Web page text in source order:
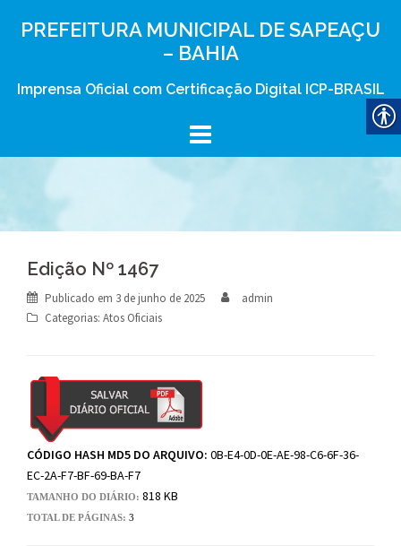
PREFEITURA MUNICIPAL DE SAPEAÇU
– BAHIA
Imprensa Oficial com Certificação Digital ICP-BRASIL
Edição Nº 1467
Publicado em 3 de junho de 2025
admin
Categorias: Atos Oficiais
CÓDIGO HASH MD5 DO ARQUIVO: 0B-E4-0D-0E-AE-98-C6-6F-36-
EC-2A-F7-BF-69-BA-F7
TAMANHO DO DIÁRIO: 818 KB
TOTAL DE PÁGINAS: 3